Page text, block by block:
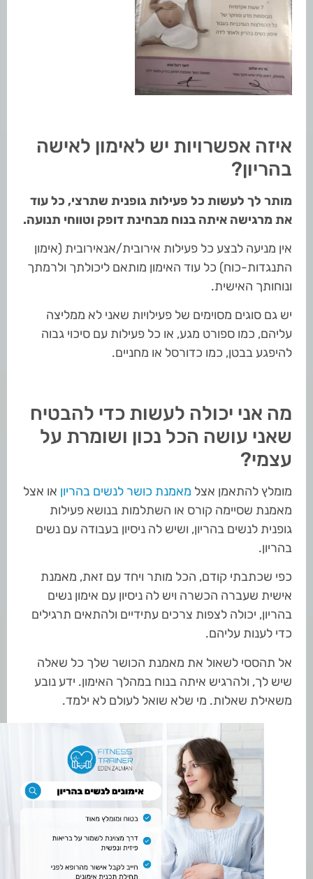
איזה אפשרויות יש לאימון לאישה
בהריון?
מותר לך לעשות כל פעילות גופנית שתרצי, כל עוד
את מרגישה איתה בנוח מבחינת דופק וטווחי תנועה.
אין מניעה לבצע כל פעילות אירובית/אנאירובית (אימון
התנגדות-כוח) כל עוד האימון מותאם ליכולתך ולרמתך
ונוחותך האישית.
יש גם סוגים מסוימים של פעילויות שאני לא ממליצה
עליהם, כמו ספורט מגע, או כל פעילות עם סיכוי גבוה
להיפגע בבטן, כמו כדורסל או מחניים.
מה אני יכולה לעשות כדי להבטיח
שאני עושה הכל נכון ושומרת על
עצמי?
מומלץ להתאמן אצלמאמנת כושר לנשים בהריוןאו אצל
מאמנת שסיימה קורס או השתלמות בנושא פעילות
גופנית לנשים בהריון, ושיש לה ניסיון בעבודה עם נשים
בהריון.
כפי שכתבתי קודם, הכל מותר ויחד עם זאת, מאמנת
אישית שעברה הכשרה ויש לה ניסיון עם אימון נשים
בהריון, יכולה לצפות צרכים עתידיים ולהתאים תרגילים
כדי לענות עליהם.
אל תהססי לשאול את מאמנת הכושר שלך כל שאלה
שיש לך, ולהרגיש איתה בנוח במהלך האימון. ידע נובע
משאילת שאלות. מי שלא שואל לעולם לא ילמד.